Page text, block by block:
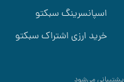
اسپانسرینگ سبکتو
خرید ارزی اشتراک سبکتو